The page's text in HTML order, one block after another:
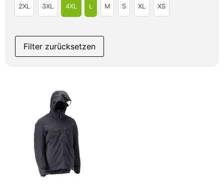
2XL 3XL 4XL L M S XL XS
Filter zurücksetzen